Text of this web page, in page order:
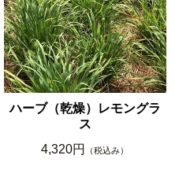
ハーブ（乾燥）レモングラ
ス
4,320円
（税込み）